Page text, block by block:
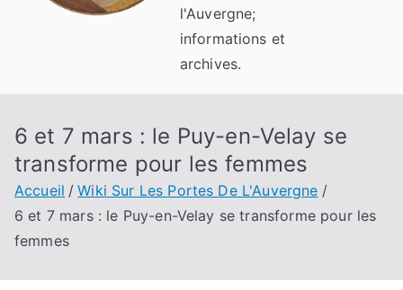
l'Auvergne;
informations et
archives.
6 et 7 mars : le Puy-en-Velay se
transforme pour les femmes
Accueil
Wiki Sur Les Portes De L'Auvergne
6 et 7 mars : le Puy-en-Velay se transforme pour les
femmes